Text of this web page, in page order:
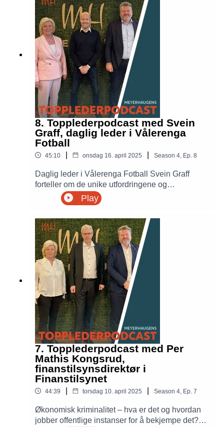
gjest i Topplederpodcasten!
8. Topplederpodcast med Svein
Graff, daglig leder i Vålerenga
Fotball
45:10 onsdag 16. april 2025 Season 4 Ep. 8
Daglig leder i Vålerenga Fotball Svein Graff
forteller om de unike utfordringene og
mulighetene som følger med å være toppleder i
en fotballklubb. Hvordan planlegge langsiktige
finansiering? Hvordan påvirker presset fra media
og offentligheten klubbens tiltak? Svein Graff
reflekterer over utfordringer med forutsigbarhet i
fotballbransjen og samspillet mellom ledelse,
sportsjef og trener i forhold til kjøp og salg av
spillere, og andre beslutningsprosesser, i ukens
Topplederpodcast med Siv Jensen og Petter
Meyer.
Play
7. Topplederpodcast med Per
Mathis Kongsrud,
finanstilsynsdirektør i
Finanstilsynet
44:39 torsdag 10. april 2025 Season 4 Ep. 7
Økonomisk kriminalitet – hva er det og hvordan
jobber offentlige instanser for å bekjempe det?